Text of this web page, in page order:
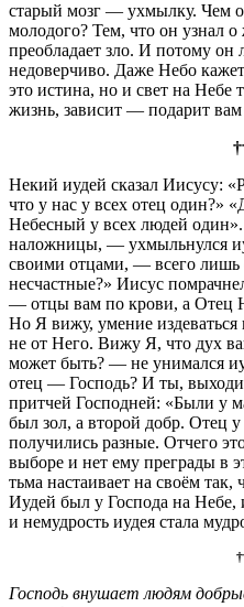
старый мозг — ухмылку. Чем
молодого? Тем, что он узнал о
преобладает зло. И потому
недоверчиво. Даже Небо
это истина, но и свет на Небе
жизнь, зависит — подарит
Некий иудей сказал Иисусу:
что у нас у всех отец
Небесный у всех людей
наложницы, — ухмыльнулся
своими отцами, — всего
несчастные?» Иисус
— отцы вам по крови, а Отец
Но Я вижу, умение
не от Него. Вижу Я, что дух
может быть? — не унимался
отец — Господь? И ты,
притчей Господней: «Были у
был зол, а второй добр. Отец
получились разные. Отчего
выборе и нет ему преграды в
тьма настаивает на своём
Иудей был у Господа на Небе,
и немудрость иудея стала
Господь внушает людям